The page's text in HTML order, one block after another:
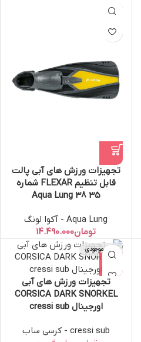
تجهیزات ورزش های آبی پالت
قابل تنظیم FLEXAR شماره
35 38 Aqua Lung
Aqua Lung - آکوا لونگ
تومان
اتمام موجودی
تجهیزات ورزش های آبی
CORSICA DARK SNORKEL
اورجینال cressi sub
cressi sub - کرسی ساب